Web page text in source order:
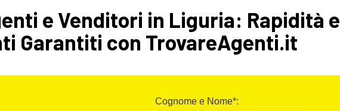
e Venditori in Liguria: Rapidità e
Garantiti con TrovareAgenti.it
Cognome e Nome*: